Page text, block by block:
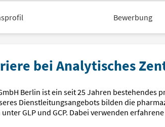
Bewerbung
bei Analytisches
Berlin ist ein seit 25 Jahren
Dienstleitungsangebots bilden die
GLP und GCP. Dabei verwenden